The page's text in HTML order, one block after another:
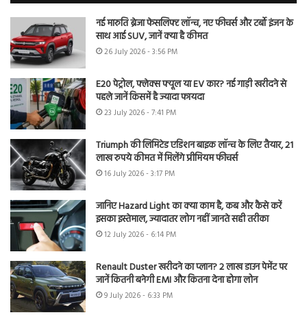
नई मारुति ब्रेजा फेसलिफ्ट लॉन्च, नए फीचर्स और टर्बो इंजन के
साथ आई SUV, जानें क्या है कीमत
26 July 2026 - 3:56 PM
E20 पेट्रोल, फ्लेक्स फ्यूल या EV कार? नई गाड़ी खरीदने से
पहले जानें किसमें है ज्यादा फायदा
23 July 2026 - 7:41 PM
Triumph की लिमिटेड एडिशन बाइक लॉन्च के लिए तैयार, 21
लाख रुपये कीमत में मिलेंगे प्रीमियम फीचर्स
16 July 2026 - 3:17 PM
जानिए Hazard Light का क्या काम है, कब और कैसे करें
इसका इस्तेमाल, ज्यादातर लोग नहीं जानते सही तरीका
12 July 2026 - 6:14 PM
Renault Duster खरीदने का प्लान? 2 लाख डाउन पेमेंट पर
जानें कितनी बनेगी EMI और कितना देना होगा लोन
9 July 2026 - 6:33 PM